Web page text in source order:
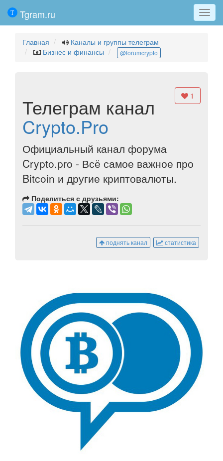
Меню
Tgram.ru
Главная
Каналы и группы телеграм
Бизнес и финансы
@forumcrypto
1
Телеграм канал
Crypto.Pro
Официальный канал форума
Crypto.pro - Всё самое важное про
Bitcoin и другие криптовалюты.
Поделиться с друзьями:
статистика
поднять канал